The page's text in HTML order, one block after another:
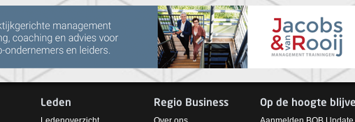
Leden Regio Business Op de hoogte